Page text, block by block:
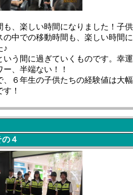
も、楽しい時間になりました！子
の中での移動時間も、楽しい時間
♪
いう間に過ぎていくものです。幸
、半端ない！！
、６年生の子供たちの経験値は大
！
４